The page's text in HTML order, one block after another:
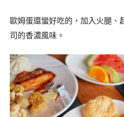
越式三明治也很特別，可以自製